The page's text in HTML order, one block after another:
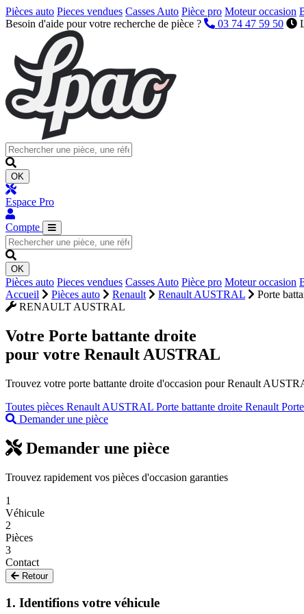
Pièces auto Pieces vendues Casses Auto Pièce pro Moteur occasion
Besoin d'aide pour votre recherche de pièce ?
03 74 47 59 50
OK
Espace Pro
Compte
OK
Pièces auto Pieces vendues Casses Auto Pièce pro Moteur occasion
Accueil
Pièces auto Renault Renault AUSTRAL
Porte
RENAULT AUSTRAL
Votre Porte battante droite
pour votre Renault AUSTRAL
Trouvez votre porte battante droite d'occasion pour Renault
Toutes pièces Renault AUSTRAL Porte battante droite Renault
Demander une pièce
Demander une pièce
Trouvez rapidement vos pièces d'occasion garanties
1
Véhicule
2
Pièces
3
Contact
Retour
1. Identifions votre véhicule